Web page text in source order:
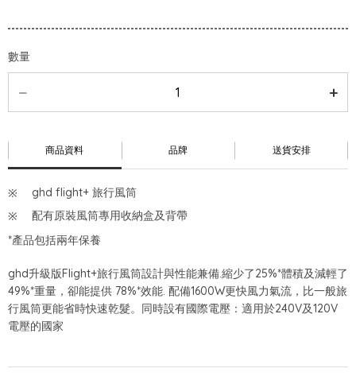
數量
商品資料 品牌 送貨安排
ghd flight+ 旅行風筒
配有原裝風筒專用收納盒及背帶
*產品包括兩年保養
ghd升級版Flight+旅行風筒設計與性能兼備.縮少了25%*體積及減輕了
49%*重量，卻能提供 78%*效能. 配備1600W更快風力氣流，比一般旅
行風筒更能省時快速乾髮。同時設有國際電壓：適用於240V及120V
電壓的國家